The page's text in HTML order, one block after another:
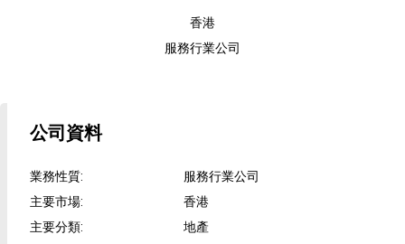
香港
服務行業公司
公司資料
業務性質:
服務行業公司
主要市場:
香港
主要分類:
地產